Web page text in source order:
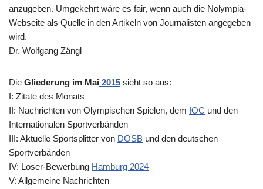
anzugeben. Umgekehrt wäre es fair, wenn auch die Nolympia-
Webseite als Quelle in den Artikeln von Journalisten angegeben
wird.
Dr. Wolfgang Zängl
Die Gliederung im Mai 2015 sieht so aus:
I: Zitate des Monats
II: Nachrichten von Olympischen Spielen, dem IOC und den
Internationalen Sportverbänden
III: Aktuelle Sportsplitter von DOSB und den deutschen
Sportverbänden
IV: Loser-Bewerbung Hamburg 2024
V: Allgemeine Nachrichten